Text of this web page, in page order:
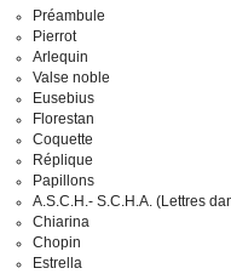
Préambule
Pierrot
Arlequin
Valse noble
Eusebius
Florestan
Coquette
Réplique
Papillons
A.S.C.H.- S.C.H.A. (Lettres
Chiarina
Chopin
Estrella